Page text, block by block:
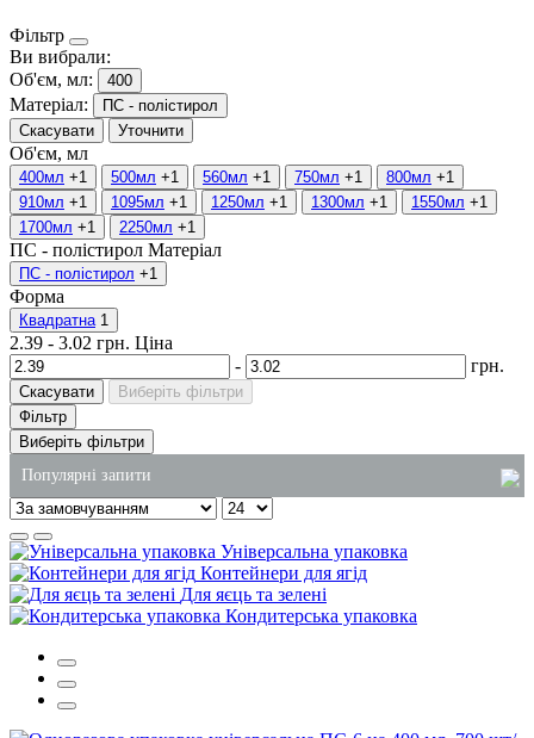
Фільтр
Ви вибрали:
Об'єм, мл:
400
Матеріал:
ПС - полістирол
Скасувати
Уточнити
Об'єм, мл
400мл +1 500мл +1 560мл +1 750мл +1 800мл +1
910мл +1 1095мл +1 1250мл +1 1300мл +1 1550мл +1
1700мл +1 2250мл +1
ПС - полістирол Матеріал
ПС - полістирол +1
Форма
Квадратна 1
2.39 - 3.02 грн. Ціна
-
грн.
Скасувати
Виберіть фільтри
Фільтр
Виберіть фільтри
Популярні запити
крафт пакети купити київ
упаковка з пінополістиролу
одноразові лотки для їжі купити
купити чистячий засіб
контейнери з фольги купити
Універсальна упаковка
Контейнери для ягід
Для яєць та зелені
Кондитерська упаковка